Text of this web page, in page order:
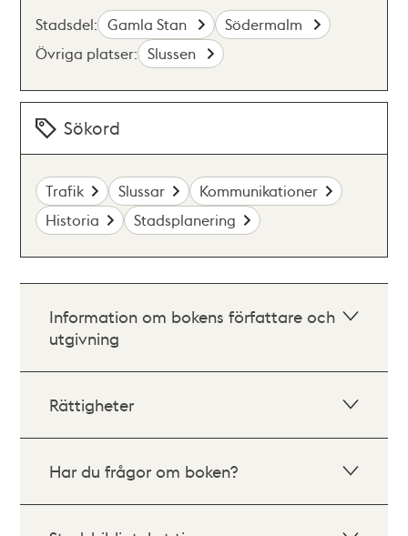
Stadsdel: Gamla Stan
Södermalm
Övriga platser: Slussen
Sökord
Trafik Slussar
Kommunikationer
Historia
Stadsplanering
Information om bokens författare och
utgivning
Rättigheter
Har du frågor om boken?